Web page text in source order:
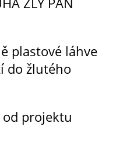
plastové láhve
do žlutého
od projektu